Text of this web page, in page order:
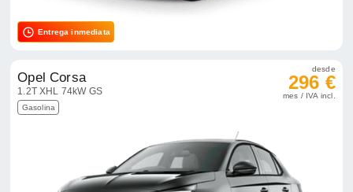
Entrega inmediata
Opel Corsa
1.2T XHL 74kW GS
Gasolina
desde
296 €
mes / IVA incl.